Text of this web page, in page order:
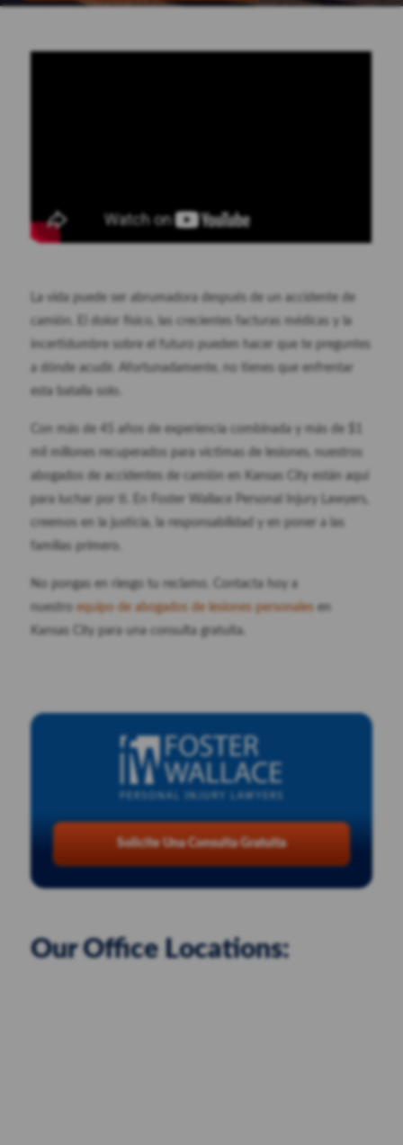
La vida puede ser abrumadora después de un accidente de
camión. El dolor físico, las crecientes facturas médicas y la
incertidumbre sobre el futuro pueden hacer que te preguntes
a dónde acudir. Afortunadamente, no tienes que enfrentar
esta batalla solo.
Con más de 45 años de experiencia combinada y más de $1
mil millones recuperados para víctimas de lesiones, nuestros
abogados de accidentes de camión en Kansas City están aquí
para luchar por ti. En Foster Wallace Personal Injury Lawyers,
creemos en la justicia, la responsabilidad y en poner a las
familias primero.
No pongas en riesgo tu reclamo. Contacta hoy a
nuestro equipo de abogados de lesiones personales
Kansas City para una consulta gratuita.
Solicite Una Consulta Gratuita
Our Office Locations: